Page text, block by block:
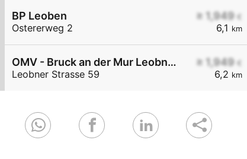
≥ 1,949 €
6,1 km
BP Leoben
Ostererweg 2
≥ 1,949 €
6,2 km
OMV - Bruck an der Mur Leobner Straße 59
Leobner Strasse 59